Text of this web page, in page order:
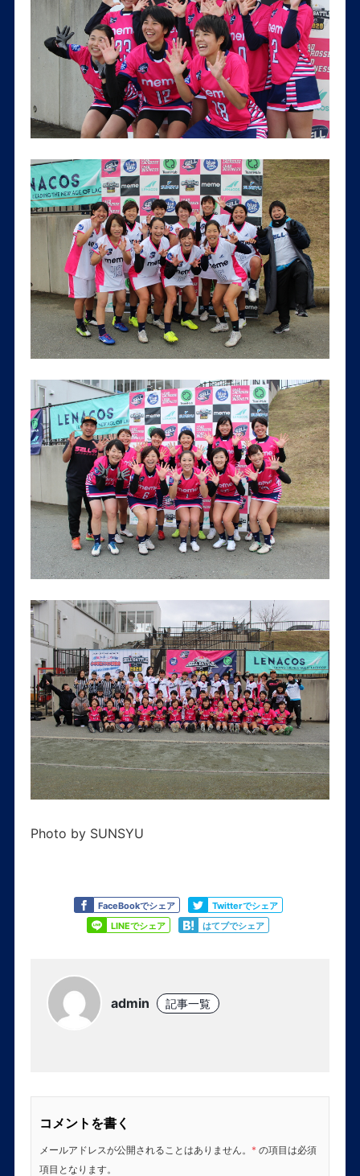
Photo by SUNSYU
FaceBookでシェア
Like Twitterでシェア
Tweet
LINEでシェア
Share はてブでシェア
Share
admin 記事一覧
コメントを書く
メールアドレスが公開されることはありません。 * の項目は必須
項目となります。